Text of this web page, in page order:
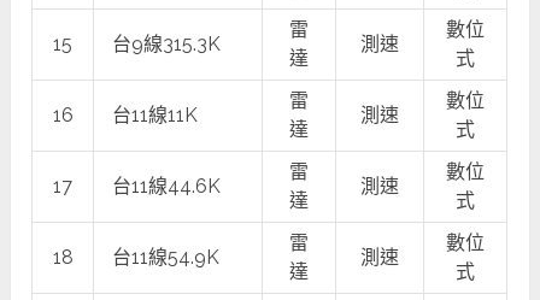
15 台9線315.3K
雷
達
測速
數位
式
16 台11線11K
雷
達
測速
數位
式
17 台11線44.6K
雷
達
測速
數位
式
18 台11線54.9K
雷
達
測速
數位
式